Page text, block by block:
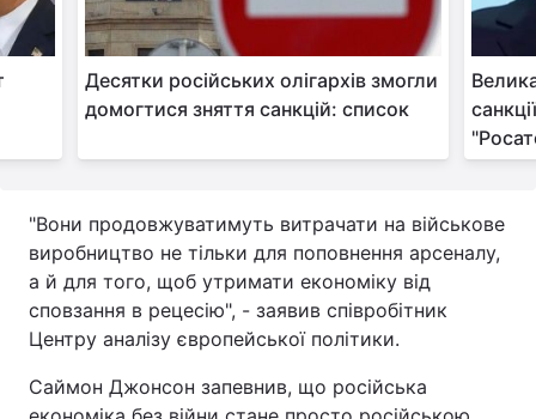
Десятки російських олігархів змогли
домогтися зняття санкцій: список
"Вони продовжуватимуть витрачати на військове
виробництво не тільки для поповнення арсеналу,
а й для того, щоб утримати економіку від
сповзання в рецесію", - заявив співробітник
Центру аналізу європейської політики.
Саймон Джонсон запевнив, що російська